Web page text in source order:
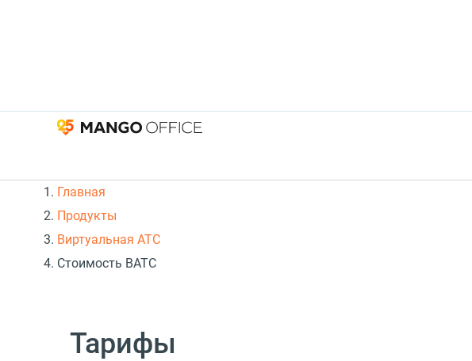
Главная
Продукты
Виртуальная АТС
Стоимость ВАТС
Тарифы